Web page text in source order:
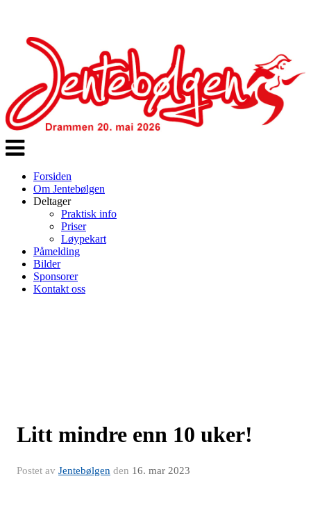
Veksle
navigasjon
Forsiden
Om Jentebølgen
Deltager
Praktisk info
Priser
Løypekart
Påmelding
Bilder
Sponsorer
Kontakt oss
Litt mindre enn 10 uker!
Postet av Jentebølgen den 16. mar 2023